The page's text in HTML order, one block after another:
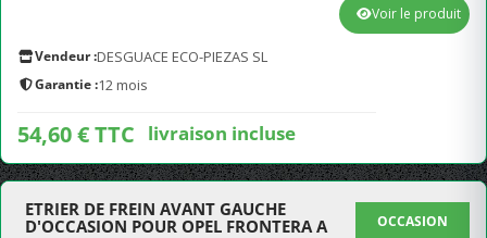
Vendeur :DESGUACE ECO-PIEZAS SL
Garantie :12 mois
54,60 € TTC livraison incluse
Voir le produit
ETRIER DE FREIN AVANT GAUCHE
D'OCCASION POUR OPEL FRONTERA A
OCCASION